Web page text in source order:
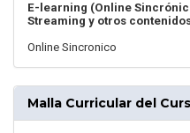
E-learning (Online
Streaming y otros
Online Sincronico
Malla Curricular del